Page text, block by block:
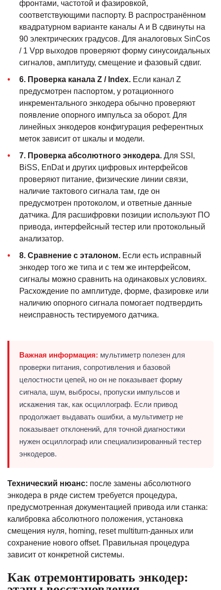
фронтами, частотой и фазировкой,
соответствующими паспорту. В распространённом
квадратурном варианте каналы A и B сдвинуты на
90 электрических градусов. Для аналоговых SinCos
/ 1 Vpp выходов проверяют форму синусоидальных
сигналов, амплитуду, смещение и фазовый сдвиг.
6. Проверка канала Z / Index. Если канал Z
предусмотрен паспортом, у ротационного
инкрементального энкодера обычно проверяют
появление опорного импульса за оборот. Для
линейных энкодеров конфигурация референтных
меток зависит от шкалы и модели.
7. Проверка абсолютного энкодера. Для SSI,
BiSS, EnDat и других цифровых интерфейсов
проверяют питание, физические линии связи,
наличие тактового сигнала там, где он
предусмотрен протоколом, и ответные данные
датчика. Для расшифровки позиции используют ПО
привода, интерфейсный тестер или протокольный
анализатор.
8. Сравнение с эталоном. Если есть исправный
энкодер того же типа и с тем же интерфейсом,
сигналы можно сравнить на одинаковых условиях.
Расхождение по амплитуде, форме, фазировке или
наличию опорного сигнала помогает подтвердить
неисправность тестируемого датчика.
Важная информация: мультиметр полезен для
проверки питания, сопротивления и базовой
целостности цепей, но он не показывает форму
сигнала, шум, выбросы, пропуски импульсов и
искажения так, как осциллограф. Если привод
продолжает выдавать ошибки, а мультиметр не
показывает отклонений, для точной диагностики
нужен осциллограф или специализированный тестер
энкодеров.
Технический нюанс: после замены абсолютного
энкодера в ряде систем требуется процедура,
предусмотренная документацией привода или станка:
калибровка абсолютного положения, установка
смещения нуля, homing, reset multiturn-данных или
сохранение нового offset. Правильная процедура
зависит от конкретной системы.
Как отремонтировать энкодер: